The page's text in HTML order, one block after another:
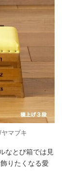
マブキ
なとび箱では見
りたくなる愛